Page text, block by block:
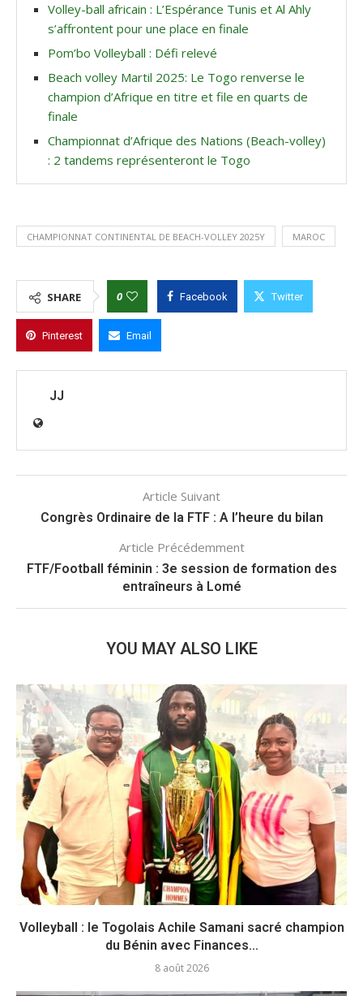
Volley-ball africain : L’Espérance Tunis et Al Ahly
s’affrontent pour une place en finale
Pom’bo Volleyball : Défi relevé
Beach volley Martil 2025: Le Togo renverse le
champion d’Afrique en titre et file en quarts de
finale
Championnat d’Afrique des Nations (Beach-volley)
: 2 tandems représenteront le Togo
CHAMPIONNAT CONTINENTAL DE BEACH-VOLLEY 2025Y MAROC
SHARE 0 Facebook Twitter
Pinterest Email
JJ
Article Suivant
Congrès Ordinaire de la FTF : A l’heure du bilan
Article Précédemment
FTF/Football féminin : 3e session de formation des
entraîneurs à Lomé
YOU MAY ALSO LIKE
Volleyball : le Togolais Achile Samani sacré champion
du Bénin avec Finances...
8 août 2026